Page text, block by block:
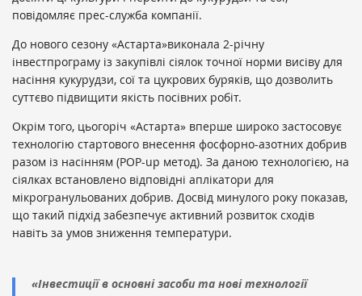
повідомляє прес-служба компанії.
До нового сезону «Астарта»виконала 2-річну
інвестпрограму із закупівлі сіялок точної норми висіву для
насіння кукурудзи, сої та цукрових буряків, що дозволить
суттєво підвищити якість посівних робіт.
Окрім того, цьогоріч «Астарта» вперше широко застосовує
технологію стартового внесення фосфорно-азотних добрив
разом із насінням (POP-up метод). За даною технологією, на
сіялках встановлено відповідні аплікатори для
мікрогранульованих добрив. Досвід минулого року показав,
що такий підхід забезпечує активний розвиток сходів
навіть за умов зниження температури.
«Інвестиції в основні засоби та нові технології